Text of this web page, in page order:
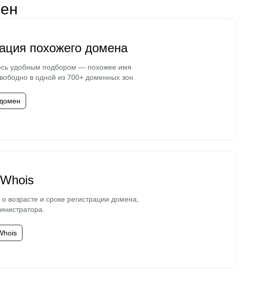
похожего домена
удобным подбором — похожее имя
в одной из 700+ доменных зон.
возрасте и сроке регистрации домена,